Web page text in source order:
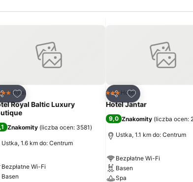
Dodaj do ulubionych
Hotel
Royal Baltic Luxury
Znakomity (liczba ocen: 3581)
Ustka, 1.6 km do: Centrum
Bezpłatne Wi-Fi
Basen
Udostępnij
Dodaj do
3 Kategoria
Hotel
Hotel Jantar
9,0 Znakomity (liczba ocen:
Ustka, 1.1 km do: Centrum
Bezpłatne Wi-Fi
Basen
Spa